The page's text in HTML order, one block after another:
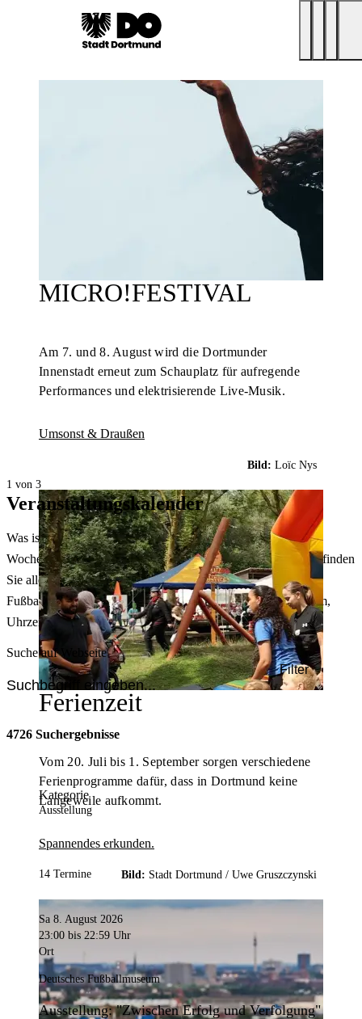
MICRO!FESTIVAL
Am 7. und 8. August wird die Dortmunder
Innenstadt erneut zum Schauplatz für aufregende
Performances und elektrisierende Live-Musik.
Umsonst & Draußen
Bild: Loïc Nys
Ferienzeit
Vom 20. Juli bis 1. September sorgen verschiedene
Ferienprogramme dafür, dass in Dortmund keine
Langeweile aufkommt.
Spannendes erkunden.
Bild: Stadt Dortmund / Uwe Gruszczynski
1 von 3
Veranstaltungskalender
Was ist heute in Dortmund los? Welche Konzerte gibt es am
Wochenende? Im größten Veranstaltungskalender Dortmunds finden
Sie alle Events – von der Stadt- oder Museumsführung übers
Fußballspiel bis zum Flohmarkt. Sie können dabei nach Datum,
Uhrzeit, Ort oder Art der Veranstaltung auswählen. Viel Spaß!
Suche auf Webseite
Filter
4726 Suchergebnisse
Kategorie
Ausstellung
14 Termine
Sa 8. August 2026
23:00 bis 22:59 Uhr
Ort
Deutsches Fußballmuseum
Ausstellung: "Zwischen Erfolg und Verfolgung"